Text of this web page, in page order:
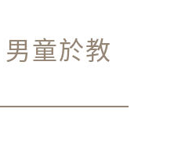
童於教